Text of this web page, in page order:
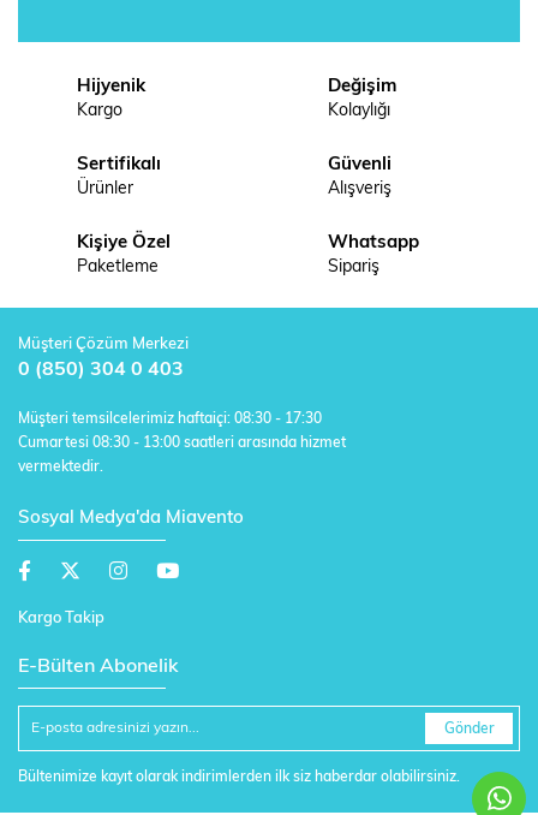
Hijyenik
Kargo
Değişim
Kolaylığı
Sertifikalı
Ürünler
Güvenli
Alışveriş
Kişiye Özel
Paketleme
Whatsapp
Sipariş
Müşteri Çözüm Merkezi
0 (850) 304 0 403
Müşteri temsilcelerimiz haftaiçi: 08:30 - 17:30
Cumartesi 08:30 - 13:00 saatleri arasında hizmet
vermektedir.
Sosyal Medya'da Miavento
Kargo Takip
E-Bülten Abonelik
Gönder
Bültenimize kayıt olarak indirimlerden ilk siz haberdar olabilirsiniz.